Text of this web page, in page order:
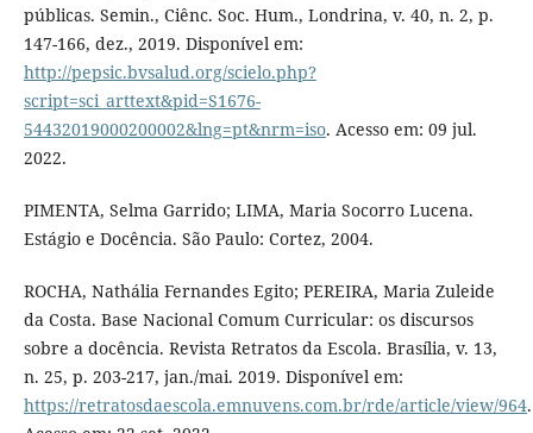
públicas. Semin., Ciênc. Soc. Hum., Londrina, v. 40, n. 2, p.
147-166, dez., 2019. Disponível em:
http://pepsic.bvsalud.org/scielo.php?
script=sci_arttext&pid=S1676-
54432019000200002&lng=pt&nrm=iso. Acesso em: 09 jul.
2022.
PIMENTA, Selma Garrido; LIMA, Maria Socorro Lucena.
Estágio e Docência. São Paulo: Cortez, 2004.
ROCHA, Nathália Fernandes Egito; PEREIRA, Maria Zuleide
da Costa. Base Nacional Comum Curricular: os discursos
sobre a docência. Revista Retratos da Escola. Brasília, v. 13,
n. 25, p. 203-217, jan./mai. 2019. Disponível em:
https://retratosdaescola.emnuvens.com.br/rde/article/view/964.